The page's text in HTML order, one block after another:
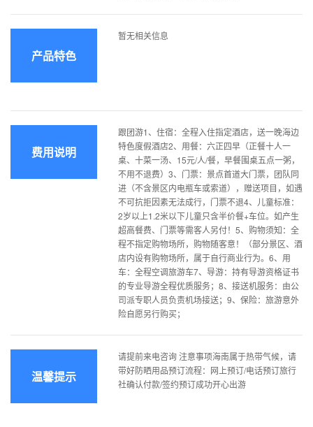
产品特色
暂无相关信息
费用说明
跟团游1、住宿：全程入住指定酒店，送一晚海边
特色度假酒店2、用餐：六正四早（正餐十人一
桌、十菜一汤、15元/人/餐，早餐围桌五点一粥，
不用不退费）3、门票：景点首道大门票，团队同
进（不含景区内电瓶车或索道），赠送项目，如遇
不可抗拒因素无法成行，门票不退4、儿童标准：
2岁以上1.2米以下儿童只含半价餐+车位。如产生
超高餐费、门票等需客人另付！5、购物须知：全
程不指定购物场所，购物随客意！（部分景区、酒
店内设有购物场所，属于自行商业行为。6、用
车：全程空调旅游车7、导游：持有导游资格证书
的专业导游全程优质服务；8、接送机服务：由公
司派专职人员负责机场接送；9、保险：旅游意外
险自愿另行购买；
温馨提示
请提前来电咨询 注意事项海南属于热带气候，请
带好防晒用品预订流程：网上预订/电话预订旅行
社确认付款/签约预订成功开心出游